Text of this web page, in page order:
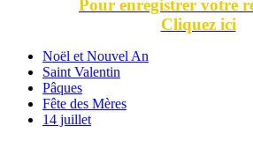
Pour enregistrer votre
Cliquez ici
Noël et Nouvel An
Saint Valentin
Pâques
Fête des Mères
14 juillet